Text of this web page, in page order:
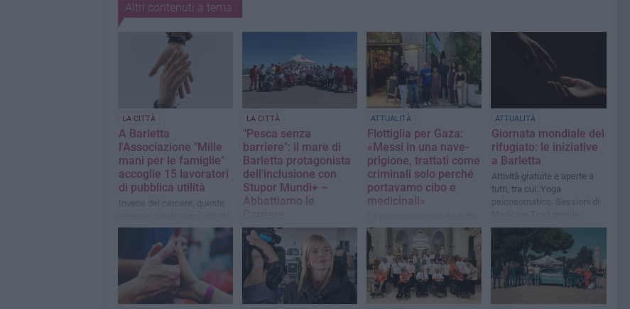
Altri contenuti a tema
LA CITTÀ
A Barletta
l'Associazione "Mille
mani per le famiglie"
accoglie 15 lavoratori
di pubblica utilità
Invece del carcere, queste
gratuite a favore della
collettività
LA CITTÀ
"Pesca senza
barriere": il mare di
Barletta protagonista
dell'inclusione con
Stupor Mundi+ –
Abbattiamo le
Inclusione, accessibilità e
partecipazione protagoniste
sul pontile Ammiraglio Fucci
ATTUALITÀ
Flottiglia per Gaza:
«Messi in una nave-
prigione, trattati come
criminali solo perché
portavamo cibo e
medicinali»
a pochi giorni rilascio delle
attiviste e degli attivisti
Domenico Centrone, Sara
Suriano e Simona Losito
ATTUALITÀ
Giornata mondiale del
rifugiato: le iniziative
a Barletta
Attività gratuite e aperte a
tutti, tra cui: Yoga
psicosomatico, Sessioni di
Cinese (MTC) e bagni di